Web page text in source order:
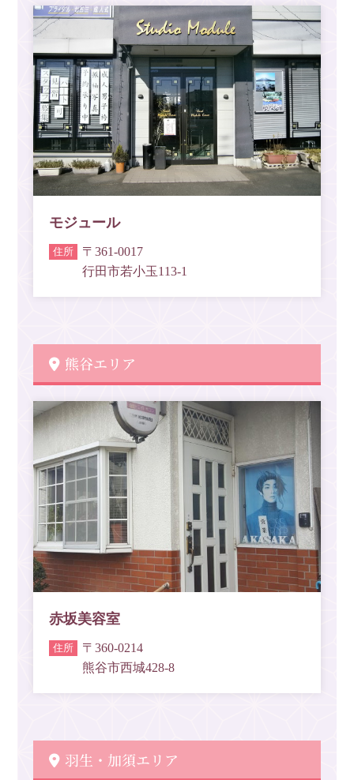
モジュール
〒361-0017
行田市若小玉113-1
熊谷エリア
赤坂美容室
〒360-0214
熊谷市西城428-8
羽生・加須エリア